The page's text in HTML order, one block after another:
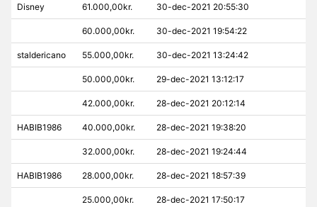
Disney 61.000,00kr. 30-dec-2021 20:55:30
60.000,00kr. 30-dec-2021 19:54:22
staldericano 55.000,00kr. 30-dec-2021 13:24:42
50.000,00kr. 29-dec-2021 13:12:17
42.000,00kr. 28-dec-2021 20:12:14
HABIB1986 40.000,00kr. 28-dec-2021 19:38:20
32.000,00kr. 28-dec-2021 19:24:44
HABIB1986 28.000,00kr. 28-dec-2021 18:57:39
25.000,00kr. 28-dec-2021 17:50:17